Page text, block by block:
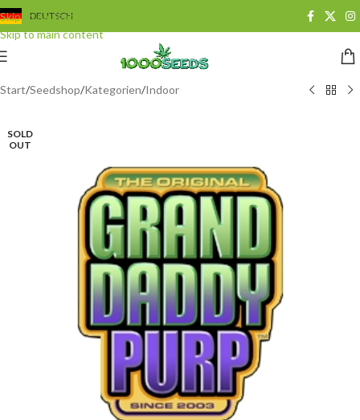
Skip to navigation
Skip to main content
DEUTSCH
Start/Seedshop/Kategorien/Indoor
SOLD
OUT